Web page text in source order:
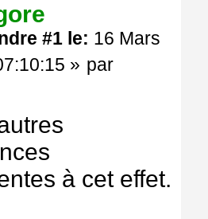
#1 le: 16 Mars
» par
à cet effet.